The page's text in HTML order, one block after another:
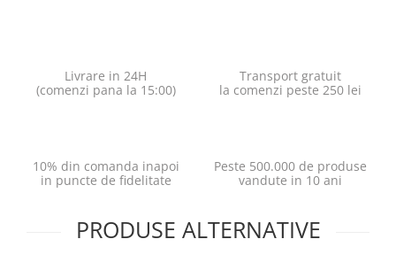
Livrare in 24H
(comenzi pana la 15:00)
Transport gratuit
la comenzi peste 250 lei
10% din comanda inapoi
in puncte de fidelitate
Peste 500.000 de produse
vandute in 10 ani
PRODUSE ALTERNATIVE